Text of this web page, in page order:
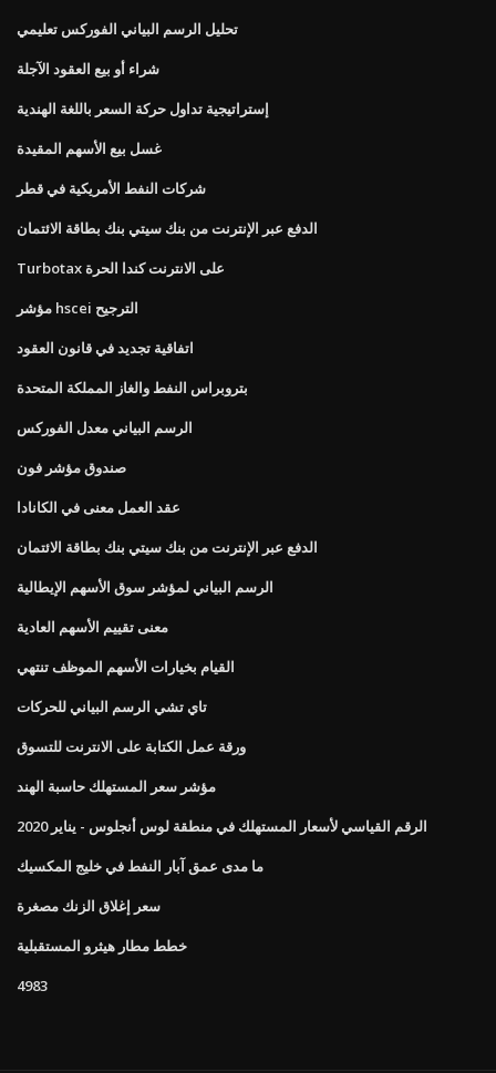
تحليل الرسم البياني الفوركس تعليمي
شراء أو بيع العقود الآجلة
إستراتيجية تداول حركة السعر باللغة الهندية
غسل بيع الأسهم المقيدة
شركات النفط الأمريكية في قطر
الدفع عبر الإنترنت من بنك سيتي بنك بطاقة الائتمان
Turbotax على الانترنت كندا الحرة
مؤشر hscei الترجيح
اتفاقية تجديد في قانون العقود
بتروبراس النفط والغاز المملكة المتحدة
الرسم البياني معدل الفوركس
صندوق مؤشر فون
عقد العمل معنى في الكانادا
الدفع عبر الإنترنت من بنك سيتي بنك بطاقة الائتمان
الرسم البياني لمؤشر سوق الأسهم الإيطالية
معنى تقييم الأسهم العادية
القيام بخيارات الأسهم الموظف تنتهي
تاي تشي الرسم البياني للحركات
ورقة عمل الكتابة على الانترنت للتسوق
مؤشر سعر المستهلك حاسبة الهند
الرقم القياسي لأسعار المستهلك في منطقة لوس أنجلوس - يناير 2020
ما مدى عمق آبار النفط في خليج المكسيك
سعر إغلاق الزنك مصغرة
خطط مطار هيثرو المستقبلية
4983